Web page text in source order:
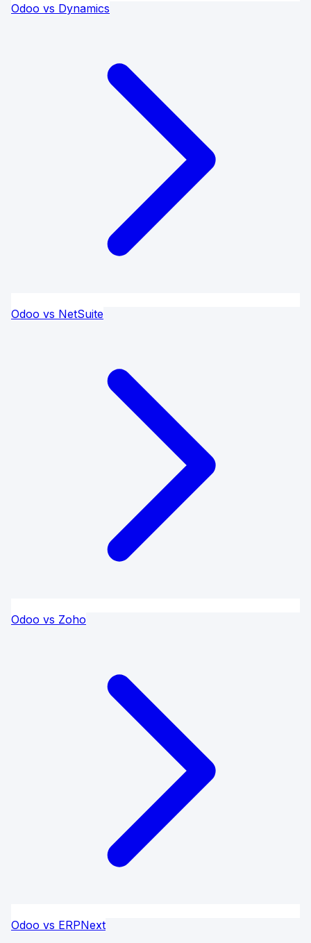
Odoo vs Dynamics
Odoo vs NetSuite
Odoo vs Zoho
Odoo vs ERPNext